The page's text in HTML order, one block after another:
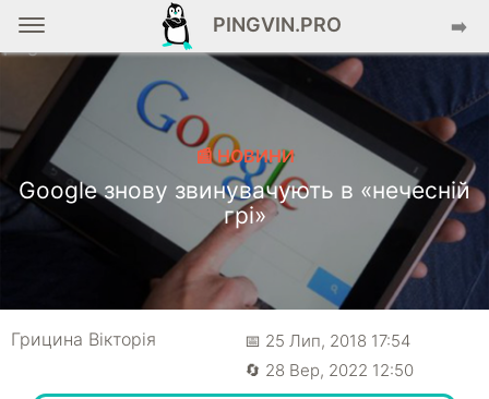
PINGVIN.PRO ➡️
📰 НОВИНИ
Google знову звинувачують в «нечесній
грі»
Грицина Вікторія
📅 25 Лип, 2018 17:54
🔄 28 Вер, 2022 12:50